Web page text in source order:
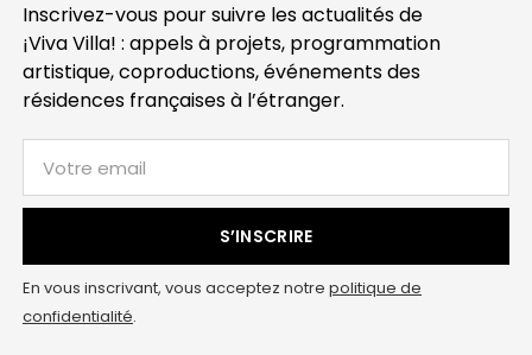
Inscrivez-vous pour suivre les actualités de
¡Viva Villa! : appels à projets, programmation
artistique, coproductions, événements des
résidences françaises à l’étranger.
S’INSCRIRE
En vous inscrivant, vous acceptez notre politique de
confidentialité.